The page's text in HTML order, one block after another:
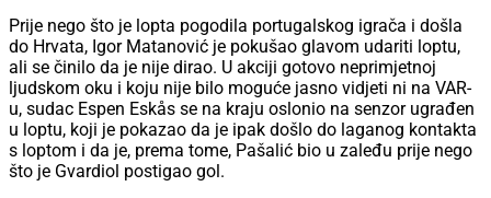
Prije nego što je lopta pogodila portugalskog igrača i došla
do Hrvata, Igor Matanović je pokušao glavom udariti loptu,
ali se činilo da je nije dirao. U akciji gotovo neprimjetnoj
ljudskom oku i koju nije bilo moguće jasno vidjeti ni na VAR-
u, sudac Espen Eskås se na kraju oslonio na senzor ugrađen
u loptu, koji je pokazao da je ipak došlo do laganog kontakta
s loptom i da je, prema tome, Pašalić bio u zaleđu prije nego
što je Gvardiol postigao gol.